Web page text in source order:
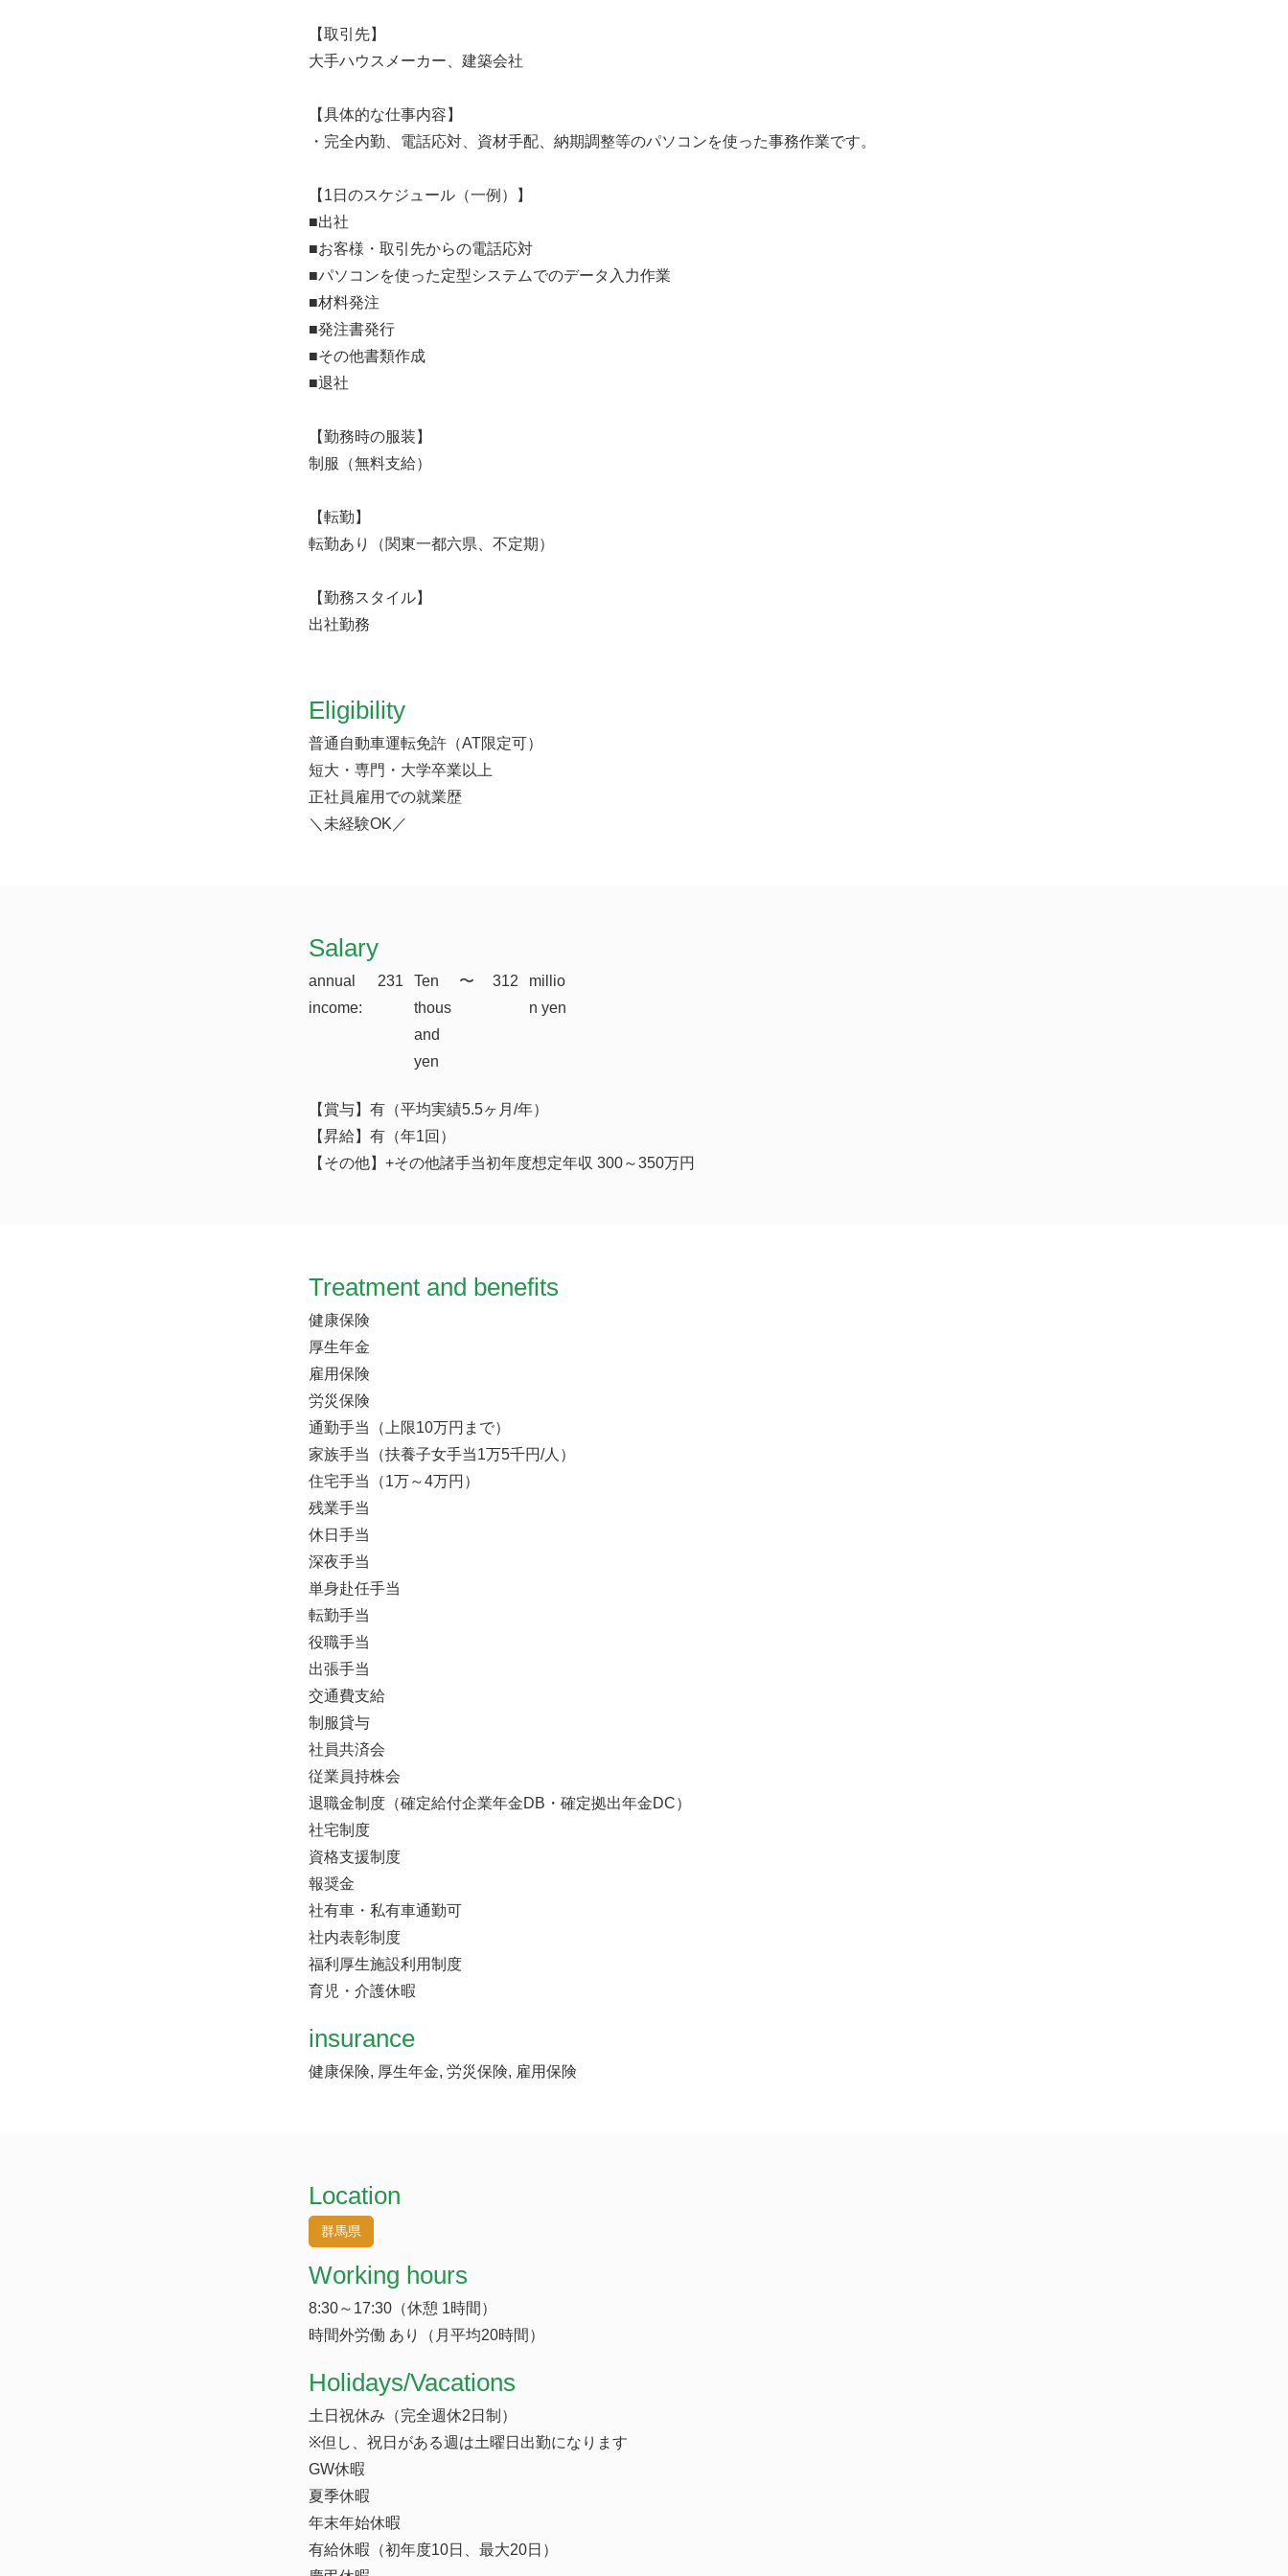
【取引先】
大手ハウスメーカー、建築会社
【具体的な仕事内容】
・完全内勤、電話応対、資材手配、納期調整等のパソコンを使った事務作業です。
【1日のスケジュール（一例）】
■出社
■お客様・取引先からの電話応対
■パソコンを使った定型システムでのデータ入力作業
■材料発注
■発注書発行
■その他書類作成
■退社
【勤務時の服装】
制服（無料支給）
【転勤】
転勤あり（関東一都六県、不定期）
【勤務スタイル】
出社勤務
Eligibility
普通自動車運転免許（AT限定可）
短大・専門・大学卒業以上
正社員雇用での就業歴
＼未経験OK／
​Salary
annual
income:
231
Ten
thous
and
yen
​〜 312
millio
n yen
【賞与】有（平均実績5.5ヶ月/年）
【昇給】有（年1回）
【その他】+その他諸手当初年度想定年収 300～350万円
Treatment and benefits
健康保険
厚生年金
雇用保険
労災保険
通勤手当（上限10万円まで）
家族手当（扶養子女手当1万5千円/人）
住宅手当（1万～4万円）
残業手当
休日手当
深夜手当
単身赴任手当
転勤手当
役職手当
出張手当
交通費支給
制服貸与
社員共済会
従業員持株会
退職金制度（確定給付企業年金DB・確定拠出年金DC）
社宅制度
資格支援制度
報奨金
社有車・私有車通勤可
社内表彰制度
福利厚生施設利用制度
育児・介護休暇
insurance
健康保険, 厚生年金, 労災保険, 雇用保険
Location
群馬県
Working hours
8:30～17:30（休憩 1時間）
時間外労働 あり（月平均20時間）
​Holidays/Vacations
土日祝休み（完全週休2日制）
※但し、祝日がある週は土曜日出勤になります
GW休暇
夏季休暇
年末年始休暇
有給休暇（初年度10日、最大20日）